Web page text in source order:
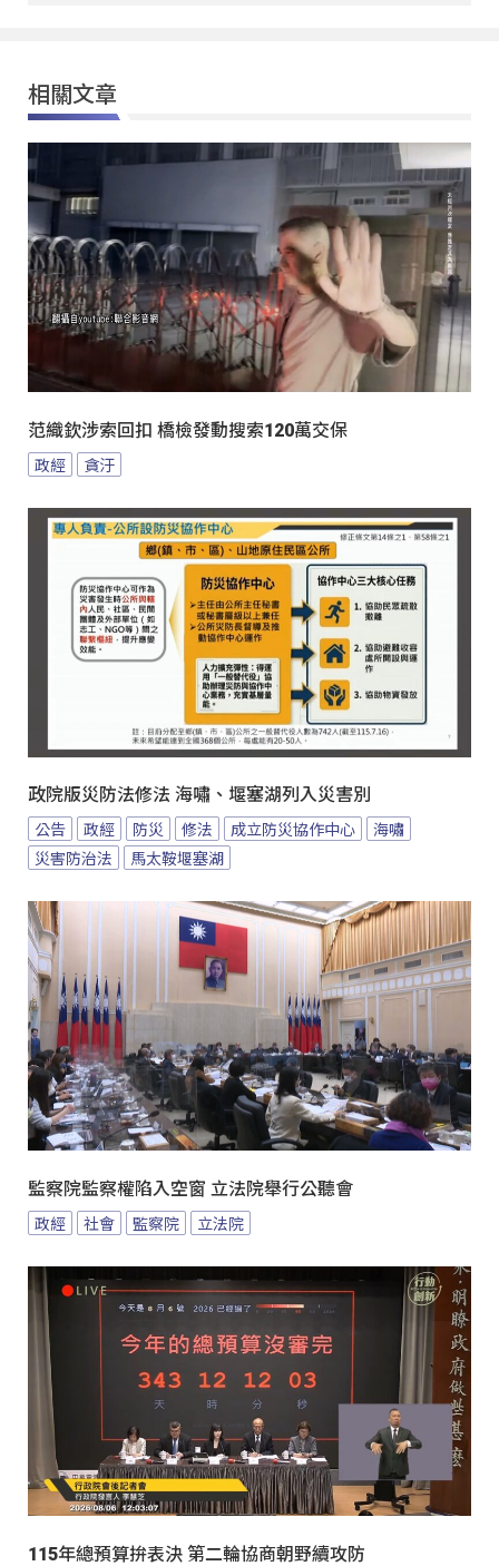
相關文章
范織欽涉索回扣 橋檢發動搜索120萬交保
政經 貪汙
政院版災防法修法 海嘯、堰塞湖列入災害別
公告 政經 防災 修法 成立防災協作中心
海嘯
災害防治法
馬太鞍堰塞湖
監察院監察權陷入空窗 立法院舉行公聽會
政經 社會 監察院 立法院
115年總預算拚表決 第二輪協商朝野續攻防